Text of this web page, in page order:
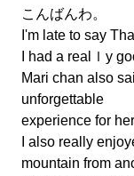
こんばんわ。
I'm late to say
I had a realｌy
Mari chan also
unforgettable
experience for
I also really
mountain from